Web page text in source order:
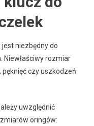
niezbędny do
Niewłaściwy rozmiar
czy uszkodzeń
uwzględnić
oringów: